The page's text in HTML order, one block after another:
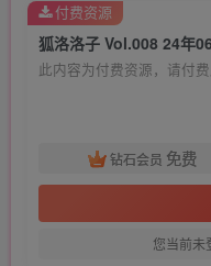
此内容为付费资源，请付
钻石会员 免费
您当前未
付费资源